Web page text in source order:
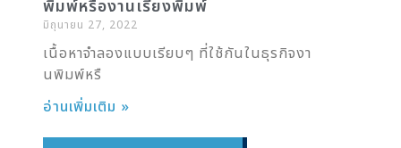
พิมพ์หรืองานเรียงพิมพ์
มิถุนายน 27, 2022
เนื้อหาจำลองแบบเรียบๆ ที่ใช้กันในธุรกิจงา
นพิมพ์หรื
อ่านเพิ่มเติม »